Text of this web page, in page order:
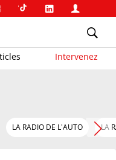
Intervenez
LA RADIO DE L'AUTO LA